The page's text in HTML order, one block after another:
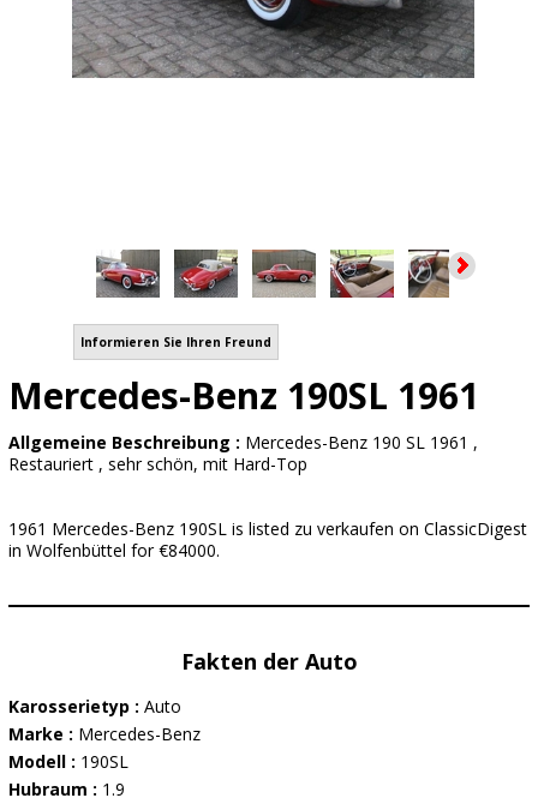
Informieren Sie Ihren Freund
Mercedes-Benz 190SL 1961
Allgemeine Beschreibung : Mercedes-Benz 190 SL 1961 ,
Restauriert , sehr schön, mit Hard-Top
1961 Mercedes-Benz 190SL is listed zu verkaufen on ClassicDigest
in Wolfenbüttel for €84000.
Fakten der Auto
Karosserietyp : Auto
Marke : Mercedes-Benz
Modell : 190SL
Hubraum : 1.9